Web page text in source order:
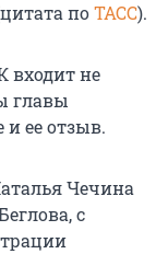
поТАСС).
входит не
главы
ее отзыв.
Чечина
с